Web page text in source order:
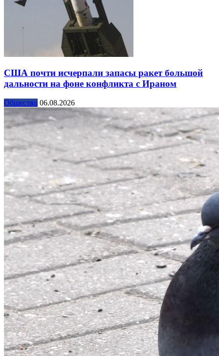
США почти исчерпали запасы ракет большой
дальности на фоне конфликта с Ираном
Общество 06.08.2026